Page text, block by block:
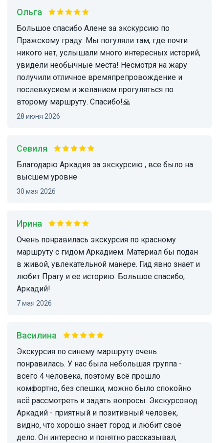
Ольга
Большое спасибо Алене за экскурсию по
Пражскому граду. Мы погуляли там, где почти
никого нет, услышали много интересных историй,
увидели необычные места! Несмотря на жару
получили отличное времяпрепровождение и
послевкусием и желанием прогуляться по
второму маршруту. Спасибо!🙏
28 июня 2026
Севиля
Благодарю Аркадия за экскурсию , все было на
высшем уровне
30 мая 2026
Ирина
Очень понравилась экскурсия по красному
маршруту с гидом Аркадием. Материал бы подан
в живой, увлекательной манере. Гид явно знает и
любит Прагу и ее историю. Большое спасибо,
Аркадий!
7 мая 2026
Василина
Экскурсия по синему маршруту очень
понравилась. У нас была небольшая группа -
всего 4 человека, поэтому всё прошло
комфортно, без спешки, можно было спокойно
всё рассмотреть и задать вопросы. Экскурсовод
Аркадий - приятный и позитивный человек,
видно, что хорошо знает город и любит своё
дело. Он интересно и понятно рассказывал,